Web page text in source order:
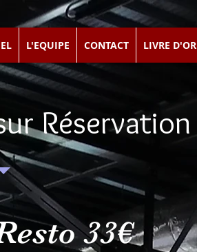
L'EQUIPE CONTACT LIVRE D'OR
Réservation
33€